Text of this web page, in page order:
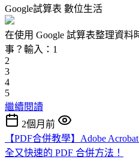
Google試算表 數位生活
在使用 Google 試算表整理資
事？輸入：1
2
3
4
5
繼續閱讀
2個月前
【PDF合併教學】Adobe
全又快速的 PDF 合併方法！